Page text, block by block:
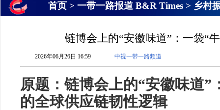
首页 > 一带一路报道 B&R Times > 乡村
链博会上的“安徽味道”：一袋“
2026年06月26日 16:59 中视一带一路频道
原题：链博会上的“安徽味道”
的全球供应链韧性逻辑